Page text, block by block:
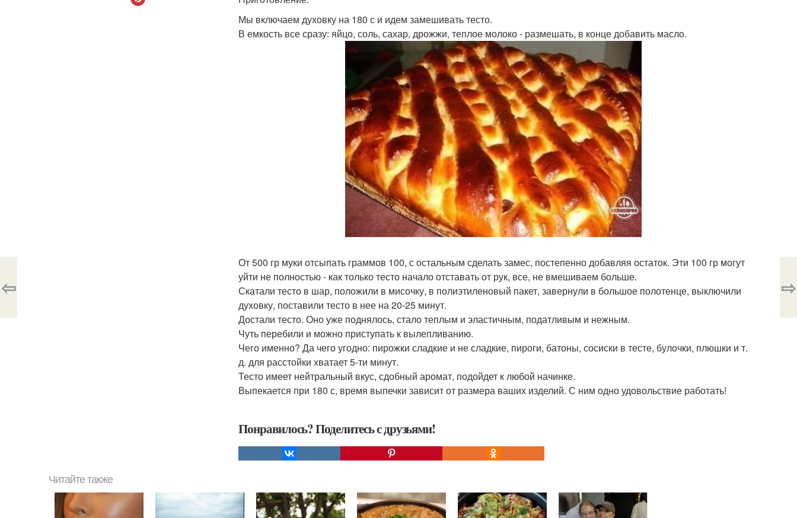
Мы включаем духовку на 180 с и идем замешивать тесто.
В емкость все сразу: яйцо, соль, сахар, дрожжи, теплое молоко - размешать, в конце добавить масло.
От 500 гр муки отсыпать граммов 100, с остальным сделать замес, постепенно добавляя остаток. Эти 100 гр могут
уйти не полностью - как только тесто начало отставать от рук, все, не вмешиваем больше.
Скатали тесто в шар, положили в мисочку, в полиэтиленовый пакет, завернули в большое полотенце, выключили
духовку, поставили тесто в нее на 20-25 минут.
Достали тесто. Оно уже поднялось, стало теплым и эластичным, податливым и нежным.
Чуть перебили и можно приступать к вылепливанию.
Чего именно? Да чего угодно: пирожки сладкие и не сладкие, пироги, батоны, сосиски в тесте, булочки, плюшки и т.
д. для расстойки хватает 5-ти минут.
Тесто имеет нейтральный вкус, сдобный аромат, подойдет к любой начинке.
Выпекается при 180 с, время выпечки зависит от размера ваших изделий. С ним одно удовольствие работать!
Понравилось? Поделитесь с друзьями!
⇦ ⇨
Читайте также